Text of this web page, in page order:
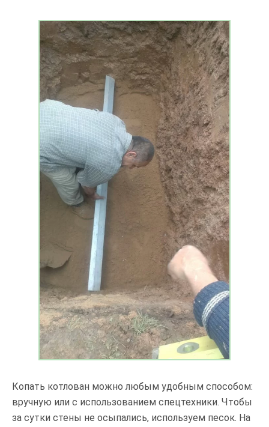
Копать котлован можно любым удобным способом:
вручную или с использованием спецтехники. Чтобы
за сутки стены не осыпались, используем песок. На